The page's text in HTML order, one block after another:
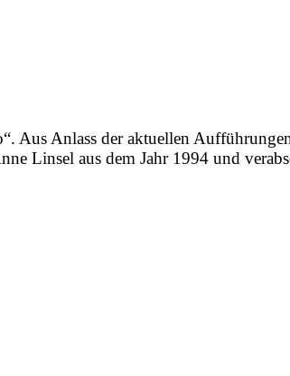
Aus Anlass der aktuellen
Linsel aus dem Jahr 1994 und